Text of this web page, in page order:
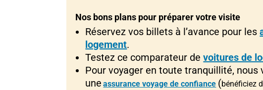
Nos bons plans pour préparer votre visite
Réservez vos billets à l’avance pour les
logement.
Testez ce comparateur devoitures de
Pour voyager en toute tranquillité, nous
une assurance voyage de confiance (bénéficiez